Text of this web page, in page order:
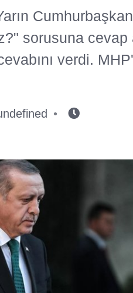
sorusuna cevap
verdi.